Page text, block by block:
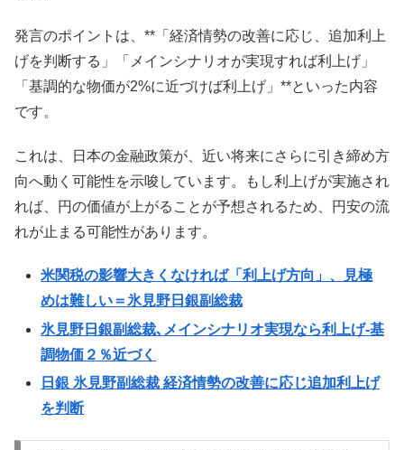
発言のポイントは、**「経済情勢の改善に応じ、追加利上
げを判断する」「メインシナリオが実現すれば利上げ」
「基調的な物価が2%に近づけば利上げ」**といった内容
です。
これは、日本の金融政策が、近い将来にさらに引き締め方
向へ動く可能性を示唆しています。もし利上げが実施され
れば、円の価値が上がることが予想されるため、円安の流
れが止まる可能性があります。
米関税の影響大きくなければ「利上げ方向」、見極
めは難しい＝氷見野日銀副総裁
氷見野日銀副総裁､メインシナリオ実現なら利上げ-基
調物価２％近づく
日銀 氷見野副総裁 経済情勢の改善に応じ追加利上げ
を判断